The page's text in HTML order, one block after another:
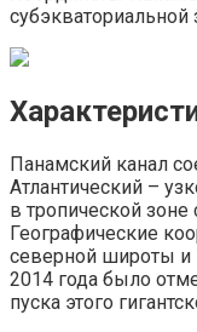
субэкваториальной
Панамский канал
Атлантический –
в тропической
Географические
северной широты и
2014 года было
пуска этого